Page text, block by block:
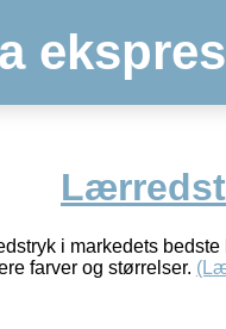
i markedets
farver og størrelser.